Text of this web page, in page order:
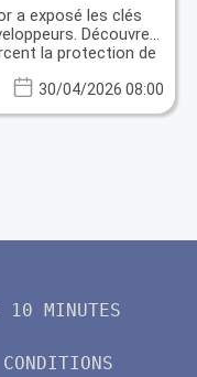
a exposé les clés
Découvrez
la protection de
30/04/2026 08:00
10 MINUTES
CONDITIONS